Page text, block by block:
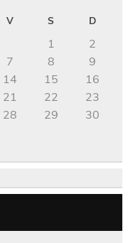
V S D
1
2
7 8
9
14 15
16
21 22
23
28 29
30